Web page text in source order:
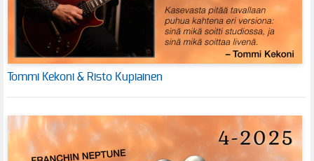
Tommi Kekoni & Risto Kupiainen